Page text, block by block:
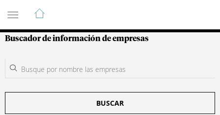
Guía de Empresas Colombianas
Buscador de información de empresas
BUSCAR